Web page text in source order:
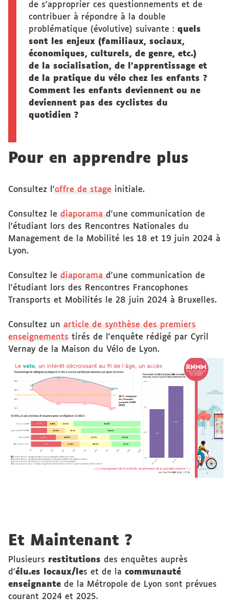
de s'approprier ces questionnements et de
contribuer à répondre à la double
problématique (évolutive) suivante : quels
sont les enjeux (familiaux, sociaux,
économiques, culturels, de genre, etc.)
de la socialisation, de l’apprentissage et
de la pratique du vélo chez les enfants ?
Comment les enfants deviennent ou ne
deviennent pas des cyclistes du
quotidien ?
Pour en apprendre plus
Consultez l'offre de stage initiale.
Consultez le diaporama d'une communication de
l'étudiant lors des Rencontres Nationales du
Management de la Mobilité les 18 et 19 juin 2024 à
Lyon.
Consultez le diaporama d'une communication de
l'étudiant lors des Rencontres Francophones
Transports et Mobilités le 28 juin 2024 à Bruxelles.
Consultez un article de synthèse des premiers
enseignements tirés de l'enquête rédigé par Cyril
Vernay de la Maison du Vélo de Lyon.
Et Maintenant ?
Plusieurs restitutions des enquêtes auprès
d'élu.es locaux/les et de la communauté
enseignante de la Métropole de Lyon sont prévues
courant 2024 et 2025.